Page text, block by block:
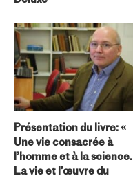
Présentation du livre: «
Une vie consacrée à
l’homme et à la science.
La vie et l’œuvre du